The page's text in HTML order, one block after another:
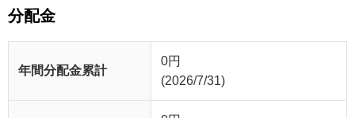
分配金
年間分配金累計
0円
(2026/7/31)